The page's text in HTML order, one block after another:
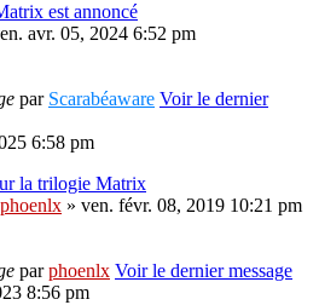
est annoncé
avr. 05, 2024 6:52 pm
par Scarabéaware Voir le dernier
6:58 pm
la trilogie Matrix
phoenlx » ven. févr. 08, 2019 10:21 pm
parphoenlx Voir le dernier message
8:56 pm